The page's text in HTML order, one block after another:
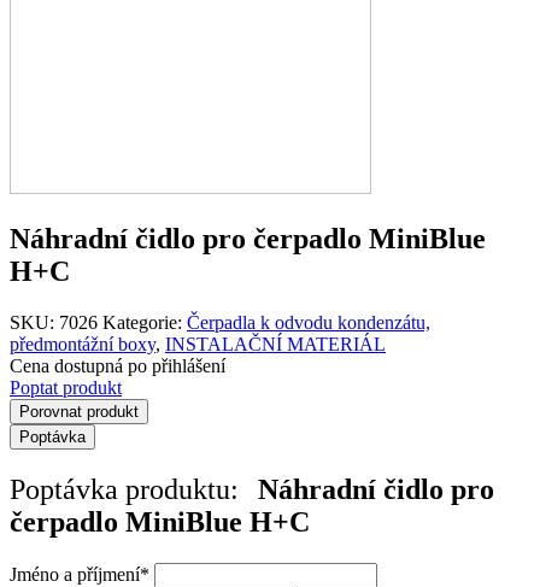
Náhradní čidlo pro čerpadlo MiniBlue
H+C
SKU: 7026 Kategorie: Čerpadla k odvodu kondenzátu,
předmontážní boxy, INSTALAČNÍ MATERIÁL
Cena dostupná po přihlášení
Poptat produkt
Porovnat produkt
Poptávka
Poptávka produktu:
Náhradní čidlo pro
čerpadlo MiniBlue H+C
Jméno a příjmení*